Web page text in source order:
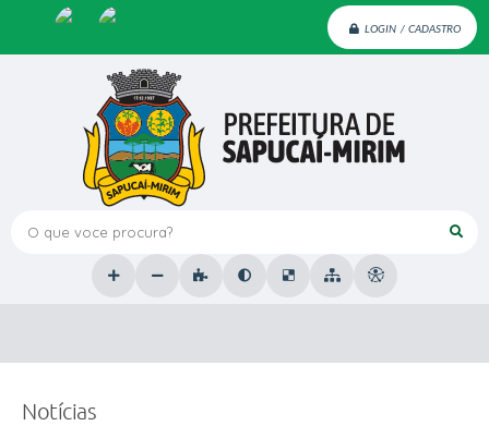
LOGIN / CADASTRO
O que voce procura?
Notícias